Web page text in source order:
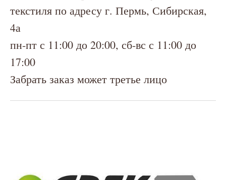
текстиля по адресу г. Пермь, Сибирская,
4а
пн-пт с 11:00 до 20:00, сб-вс с 11:00 до
17:00
Забрать заказ может третье лицо